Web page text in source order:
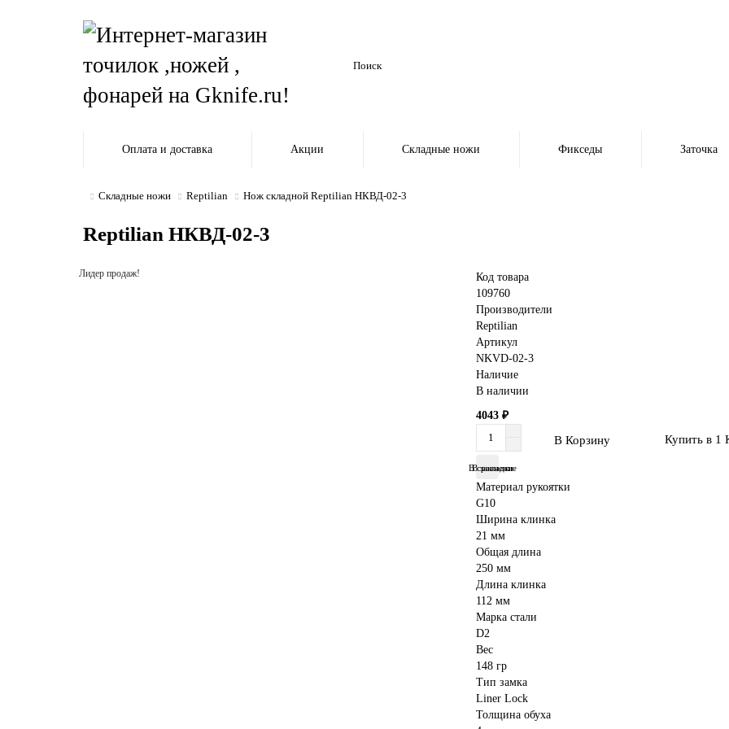
Оплата и доставка Акции Складные ножи Фикседы Заточка
Складные ножи Reptilian Нож складной Reptilian НКВД-02-3
Reptilian НКВД-02-3
Лидер продаж!
Код товара
109760
Производители
Reptilian
Артикул
NKVD-02-3
Наличие
В наличии
4043 ₽
В Корзину Купить в 1
В закладки
В сравнение
Материал рукоятки
G10
Ширина клинка
21 мм
Общая длина
250 мм
Длина клинка
112 мм
Марка стали
D2
Вес
148 гр
Тип замка
Liner Lock
Толщина обуха